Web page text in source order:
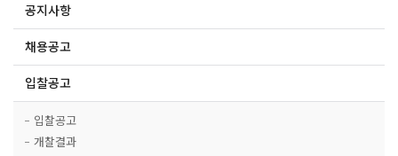
공지사항
채용공고
입찰공고
입찰공고
개찰결과